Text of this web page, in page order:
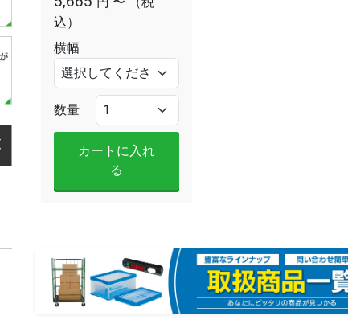
込）
横幅
数量
カートに入れ
る